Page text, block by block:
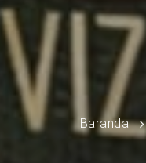
Baranda